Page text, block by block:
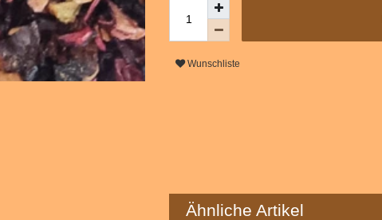
Wunschliste
Ähnliche Artikel